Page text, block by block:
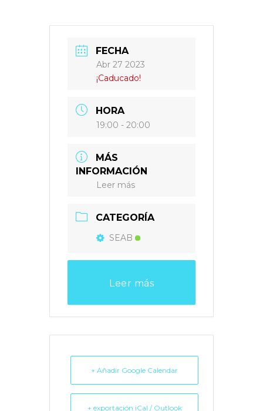
FECHA
Abr 27 2023
¡Caducado!
HORA
19:00 - 20:00
MÁS
INFORMACIÓN
Leer más
CATEGORÍA
SEAB
Leer más
+ Añadir Google Calendar
+ exportación iCal / Outlook